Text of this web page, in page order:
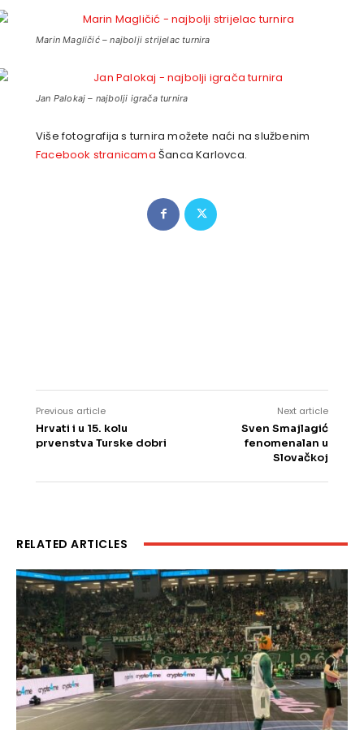
Marin Magličić – najbolji strijelac turnira
Jan Palokaj – najbolji igrača turnira
Više fotografija s turnira možete naći na službenim
Facebook stranicama Šanca Karlovca.
Previous article
Hrvati i u 15. kolu
prvenstva Turske dobri
Next article
Sven Smajlagić
fenomenalan u
Slovačkoj
RELATED ARTICLES